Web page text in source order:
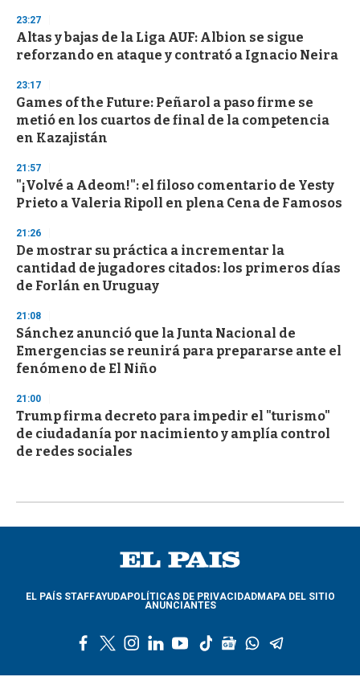
d
s
23:27
Altas y bajas de la Liga AUF: Albion se sigue
reforzando en ataque y contrató a Ignacio Neira
23:17
Games of the Future: Peñarol a paso firme se
metió en los cuartos de final de la competencia
en Kazajistán
21:57
"¡Volvé a Adeom!": el filoso comentario de Yesty
Prieto a Valeria Ripoll en plena Cena de Famosos
21:26
De mostrar su práctica a incrementar la
cantidad de jugadores citados: los primeros días
de Forlán en Uruguay
21:08
Sánchez anunció que la Junta Nacional de
Emergencias se reunirá para prepararse ante el
fenómeno de El Niño
21:00
Trump firma decreto para impedir el "turismo"
de ciudadanía por nacimiento y amplía control
de redes sociales
EL PAÍS STAFFAYUDAPOLÍTICAS DE PRIVACIDADMAPA DEL SITIO
ANUNCIANTES
c
w
i
s
l
n
y
u
t
k
g
o
w
a
l